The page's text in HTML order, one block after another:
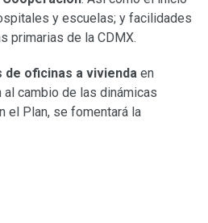
y escuelas; y facilidades
primarias de la CDMX.
oficinas a vivienda en
cambio de las dinámicas
el Plan, se fomentará la